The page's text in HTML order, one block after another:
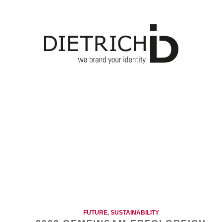
FUTURE, SUSTAINABILITY